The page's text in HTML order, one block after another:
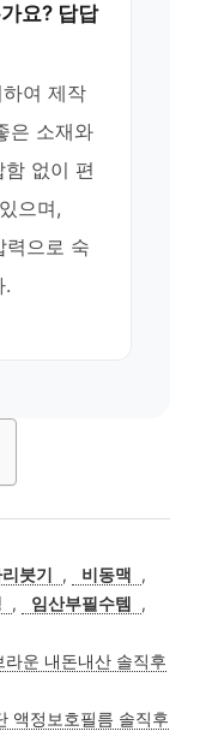
요? 답답
여 제작
은 소재와
없이 편
으며,
으로 숙
.
붓기 , 비동맥
,
, 임산부필수템
,
운 내돈내산 솔직후
액정보호필름 솔직후